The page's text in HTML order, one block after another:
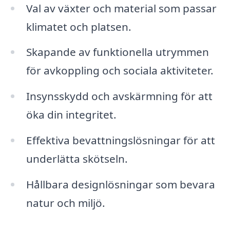
Val av växter och material som passar
klimatet och platsen.
Skapande av funktionella utrymmen
för avkoppling och sociala aktiviteter.
Insynsskydd och avskärmning för att
öka din integritet.
Effektiva bevattningslösningar för att
underlätta skötseln.
Hållbara designlösningar som bevara
natur och miljö.